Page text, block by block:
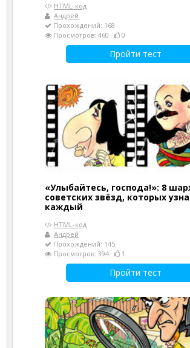
HTML-код
Андрей
Прохождений: 168
Просмотров: 460
0
Пройти тест
«Улыбайтесь, господа!»: 8
советских звёзд, которых
каждый
HTML-код
Андрей
Прохождений: 145
Просмотров: 394
1
Пройти тест